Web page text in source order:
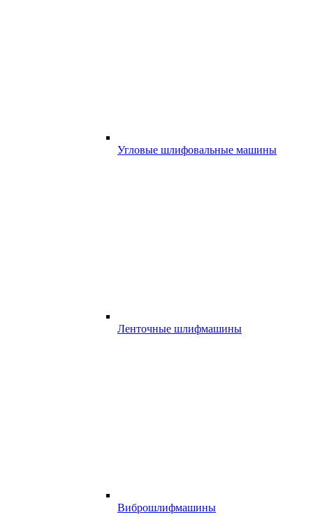
Угловые шлифовальные машины
Ленточные шлифмашины
Виброшлифмашины